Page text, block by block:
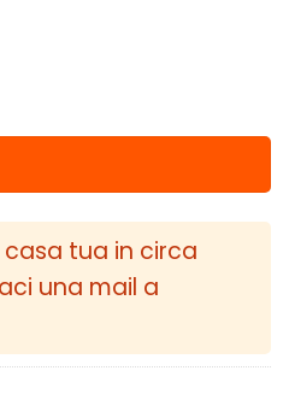
supporto motore
tua in circa
una mail a